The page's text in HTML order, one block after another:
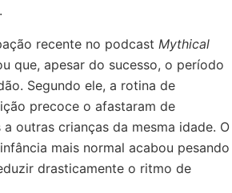
recente no podcast Mythical
que, apesar do sucesso, o período
Segundo ele, a rotina de
precoce o afastaram de
outras crianças da mesma idade. O
mais normal acabou pesando
drasticamente o ritmo de